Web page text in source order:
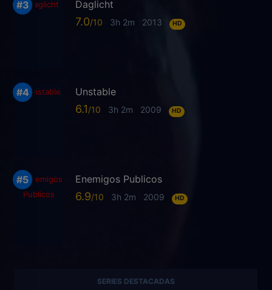
Daglicht
7.0 3h 2m 2013 HD
Unstable
6.1 3h 2m 2009 HD
Enemigos Publicos
6.9 3h 2m 2009 HD
SERIES DESTACADAS